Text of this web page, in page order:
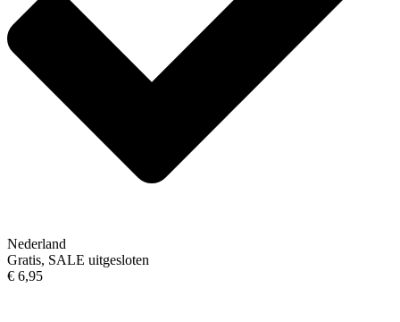
Nederland
Gratis, SALE uitgesloten
€ 6,95